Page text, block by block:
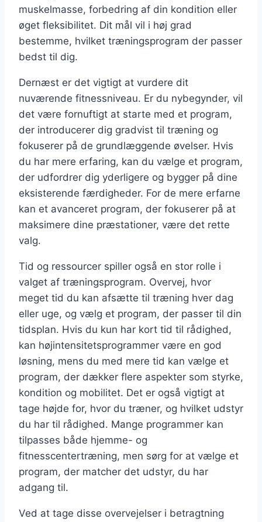
muskelmasse, forbedring af din kondition eller
øget fleksibilitet. Dit mål vil i høj grad
bestemme, hvilket træningsprogram der passer
bedst til dig.
Dernæst er det vigtigt at vurdere dit
nuværende fitnessniveau. Er du nybegynder, vil
det være fornuftigt at starte med et program,
der introducerer dig gradvist til træning og
fokuserer på de grundlæggende øvelser. Hvis
du har mere erfaring, kan du vælge et program,
der udfordrer dig yderligere og bygger på dine
eksisterende færdigheder. For de mere erfarne
kan et avanceret program, der fokuserer på at
maksimere dine præstationer, være det rette
valg.
Tid og ressourcer spiller også en stor rolle i
valget af træningsprogram. Overvej, hvor
meget tid du kan afsætte til træning hver dag
eller uge, og vælg et program, der passer til din
tidsplan. Hvis du kun har kort tid til rådighed,
kan højintensitetsprogrammer være en god
løsning, mens du med mere tid kan vælge et
program, der dækker flere aspekter som styrke,
kondition og mobilitet. Det er også vigtigt at
tage højde for, hvor du træner, og hvilket udstyr
du har til rådighed. Mange programmer kan
tilpasses både hjemme- og
fitnesscentertræning, men sørg for at vælge et
program, der matcher det udstyr, du har
adgang til.
Ved at tage disse overvejelser i betragtning